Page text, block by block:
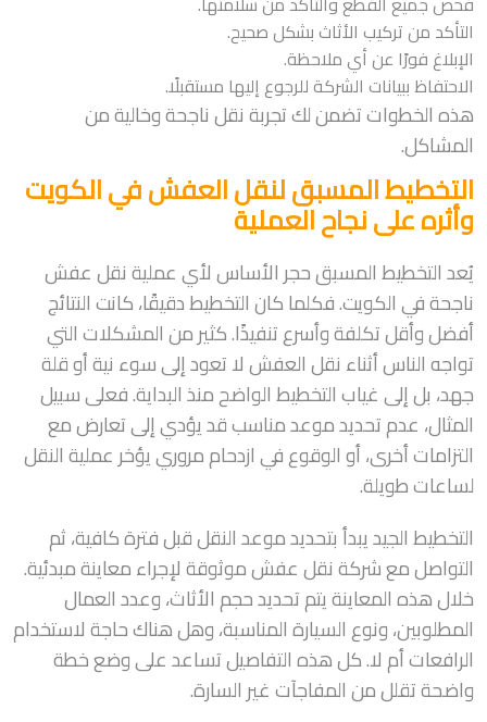
التأكد من تركيب الأثاث بشكل صحيح.
الإبلاغ فورًا عن أي ملاحظة.
الاحتفاظ ببيانات الشركة للرجوع إليها مستقبلًا.
هذه الخطوات تضمن لك تجربة نقل ناجحة وخالية من
المشاكل.
التخطيط المسبق لنقل العفش في الكويت
وأثره على نجاح العملية
يُعد التخطيط المسبق حجر الأساس لأي عملية نقل عفش
ناجحة في الكويت. فكلما كان التخطيط دقيقًا، كانت النتائج
أفضل وأقل تكلفة وأسرع تنفيذًا. كثير من المشكلات التي
تواجه الناس أثناء نقل العفش لا تعود إلى سوء نية أو قلة
جهد، بل إلى غياب التخطيط الواضح منذ البداية. فعلى سبيل
المثال، عدم تحديد موعد مناسب قد يؤدي إلى تعارض مع
التزامات أخرى، أو الوقوع في ازدحام مروري يؤخر عملية النقل
لساعات طويلة.
التخطيط الجيد يبدأ بتحديد موعد النقل قبل فترة كافية، ثم
التواصل مع شركة نقل عفش موثوقة لإجراء معاينة مبدئية.
خلال هذه المعاينة يتم تحديد حجم الأثاث، وعدد العمال
المطلوبين، ونوع السيارة المناسبة، وهل هناك حاجة لاستخدام
الرافعات أم لا. كل هذه التفاصيل تساعد على وضع خطة
واضحة تقلل من المفاجآت غير السارة.